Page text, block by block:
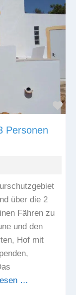
Personen
über die 2
Fähren zu
und den
Hof mit
…